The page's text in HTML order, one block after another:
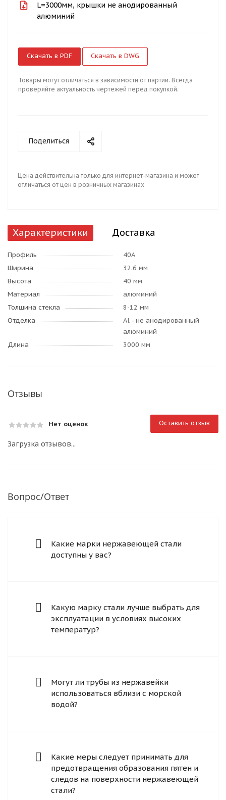
L=3000мм, крышки не анодированный
алюминий
Скачать в PDF Скачать в DWG
Товары могут отличаться в зависимости от партии. Всегда
проверяйте актуальность чертежей перед покупкой.
Поделиться
Цена действительна только для интернет-магазина и может
отличаться от цен в розничных магазинах
Характеристики Доставка
Профиль
40А
Ширина
32.6 мм
Высота
40 мм
Материал
алюминий
Толщина стекла
8-12 мм
Отделка
Al - не анодированный
алюминий
Длина
3000 мм
Отзывы
Нет оценок Оставить отзыв
Загрузка отзывов...
Вопрос/Ответ
Какие марки нержавеющей стали
доступны у вас?
Какую марку стали лучше выбрать для
эксплуатации в условиях высоких
температур?
Могут ли трубы из нержавейки
использоваться вблизи с морской
водой?
Какие меры следует принимать для
предотвращения образования пятен и
следов на поверхности нержавеющей
стали?